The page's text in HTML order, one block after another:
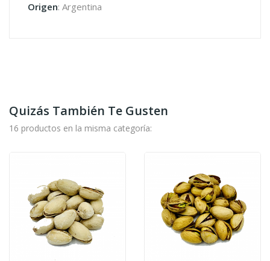
Origen: Argentina
Quizás También Te Gusten
16 productos en la misma categoría: